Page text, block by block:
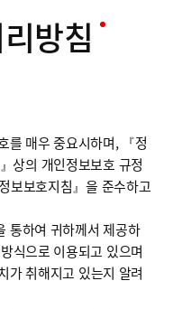
방침
를 매우 중요시하며, 『정
상의 개인정보보호 규정
보보호지침』을 준수하고
통하여 귀하께서 제공하
식으로 이용되고 있으며
가 취해지고 있는지 알려